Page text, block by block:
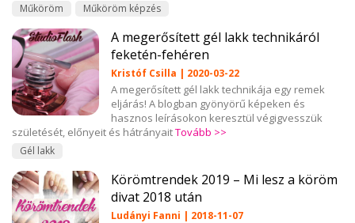
Műköröm Műköröm képzés
A megerősített gél lakk technikáról
feketén-fehéren
Kristóf Csilla | 2020-03-22
A megerősített gél lakk technikája egy remek
eljárás! A blogban gyönyörű képeken és
hasznos leírásokon keresztül végigvesszük
születését, előnyeit és hátrányaitTovább >>
Gél lakk
Körömtrendek 2019 – Mi lesz a köröm
divat 2018 után
Ludányi Fanni | 2018-11-07